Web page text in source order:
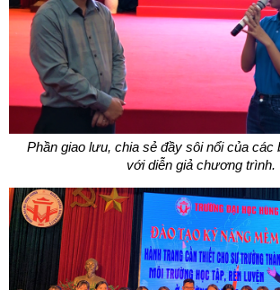
Phần giao lưu, chia sẻ đầy sôi nổi của các
với diễn giả chương trình.